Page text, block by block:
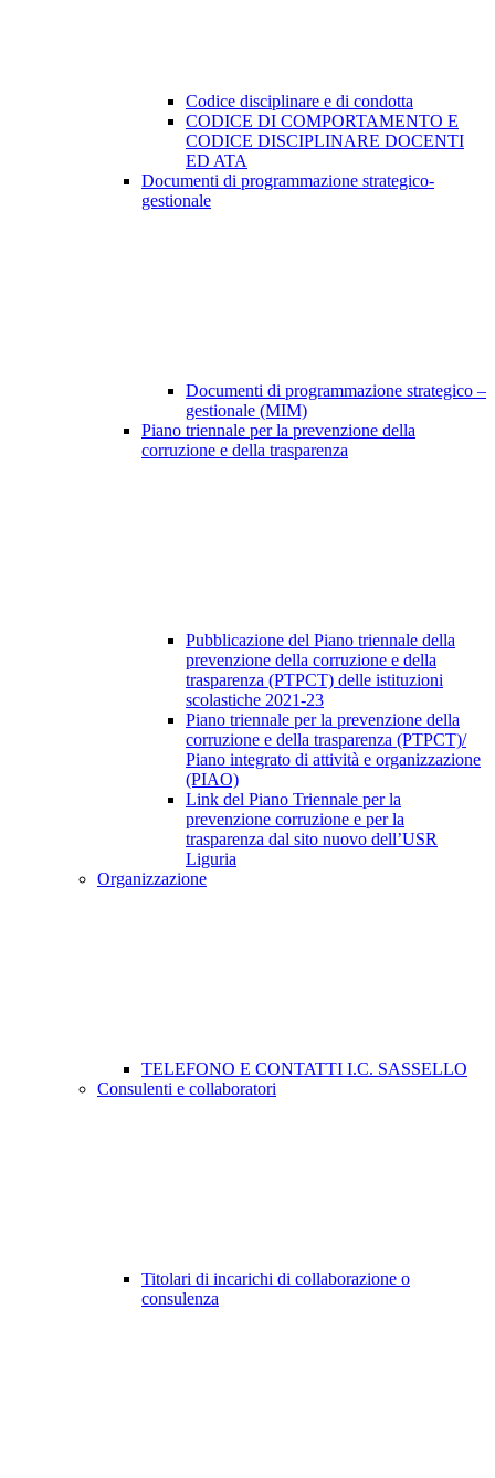
Codice disciplinare e di condotta
CODICE DI COMPORTAMENTO E
CODICE DISCIPLINARE DOCENTI
ED ATA
Documenti di programmazione strategico-
gestionale
Documenti di programmazione strategico –
gestionale (MIM)
Piano triennale per la prevenzione della
corruzione e della trasparenza
Pubblicazione del Piano triennale della
prevenzione della corruzione e della
trasparenza (PTPCT) delle istituzioni
scolastiche 2021-23
Piano triennale per la prevenzione della
corruzione e della trasparenza (PTPCT)/
Piano integrato di attività e organizzazione
(PIAO)
Link del Piano Triennale per la
prevenzione corruzione e per la
trasparenza dal sito nuovo dell’USR
Liguria
Organizzazione
TELEFONO E CONTATTI I.C. SASSELLO
Consulenti e collaboratori
Titolari di incarichi di collaborazione o
consulenza